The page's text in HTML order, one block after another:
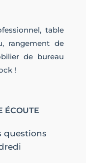
table
rangement de
de bureau
!
ÉCOUTE
questions